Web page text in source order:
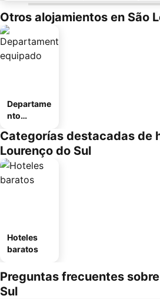
Otros alojamientos en São
Departame
nto
Categorías destacadas de
Lourenço do Sul
Hoteles
baratos
Preguntas frecuentes
Sul